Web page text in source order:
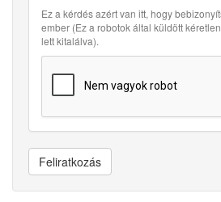
Ez a kérdés azért van itt, hogy
ember (Ez a robotok által küldött
lett kitalálva).
Feliratkozás